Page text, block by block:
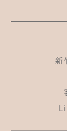
新